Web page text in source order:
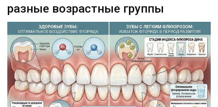
разные возрастные группы